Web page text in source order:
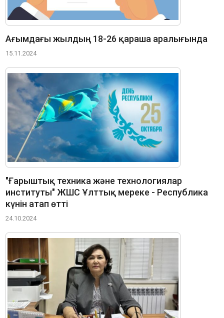
Ағымдағы жылдың 18-26 қараша аралығында
15.11.2024
"Ғарыштық техника және технологиялар
институты" ЖШС Ұлттық мереке - Республика
күнін атап өтті
24.10.2024